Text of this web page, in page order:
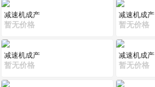
内齿圈
螺旋伞齿轮
六级精磨齿轮厂
机械加工
钻机齿轮
花键轴套
滚齿 插齿 剃齿 刨齿加工
钢管厂三辊定径机配件
减速机成产
暂无价格
减速机成产
暂无价格
减速机成产
暂无价格
减速机成产
暂无价格